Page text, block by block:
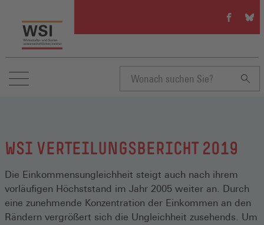
WSI
auf
(Öffnet
in
einem
neuen
WSI
auf
in
WSI VERTEILUNGSBERICHT 2019
Die Einkommensungleichheit steigt auch nach ihrem
vorläufigen Höchststand im Jahr 2005 weiter an. Durch
eine zunehmende Konzentration der Einkommen an den
Rändern vergrößert sich die Ungleichheit zusehends. Um